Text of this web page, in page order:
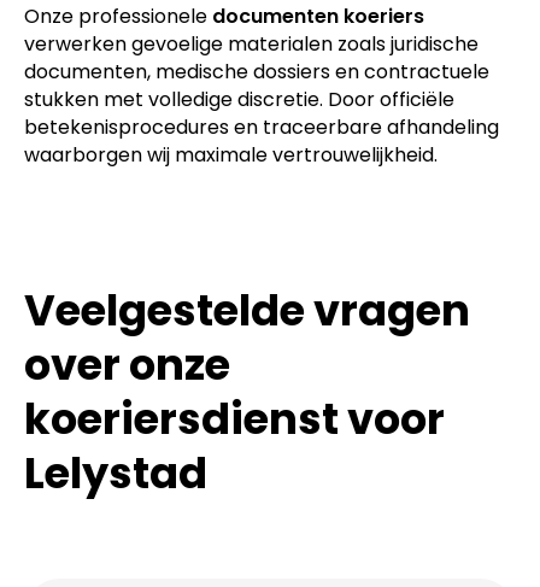
Onze professionele documenten koeriers
verwerken gevoelige materialen zoals juridische
documenten, medische dossiers en contractuele
stukken met volledige discretie. Door officiële
betekenisprocedures en traceerbare afhandeling
waarborgen wij maximale vertrouwelijkheid.
Veelgestelde vragen
over onze
koeriersdienst voor
Lelystad